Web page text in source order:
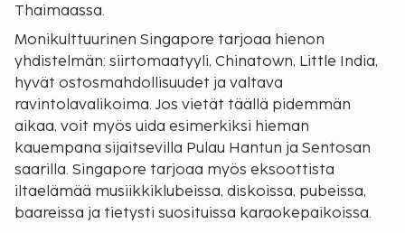
Thaimaassa.
Monikulttuurinen Singapore tarjoaa hienon
yhdistelmän: siirtomaatyyli, Chinatown, Little India,
hyvät ostosmahdollisuudet ja valtava
ravintolavalikoima. Jos vietät täällä pidemmän
aikaa, voit myös uida esimerkiksi hieman
kauempana sijaitsevilla Pulau Hantun ja Sentosan
saarilla. Singapore tarjoaa myös eksoottista
iltaelämää musiikkiklubeissa, diskoissa, pubeissa,
baareissa ja tietysti suosituissa karaokepaikoissa.